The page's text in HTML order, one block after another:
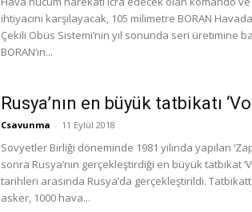
ihtiyacını karşılayacak, 105 milimetre BORAN
Çekili Obüs Sistemi’nin yıl sonunda seri üretimine
BORAN‘ın...
Rusya’nın en büyük tatbikatı
Csavunma - 11 Eylül 2018
Sovyetler Birliği döneminde 1981 yılında yapılan
sonra Rusya’nın gerçekleştirdiği en büyük tatbikat
tarihleri arasında Rusya’da gerçekleştirildi.
asker, 1000 hava...